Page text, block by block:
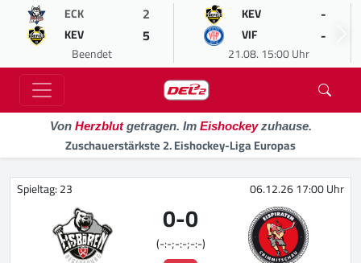
ECK 2
KEV 5
Beendet
KEV -
VIF -
21.08. 15:00 Uhr
Von Herzblutgetragen. Im Eishockeyzuhause.
Zuschauerstärkste 2. Eishockey-Liga Europas
Spieltag: 23 06.12.26 17:00 Uhr
0-0
(-:-;-:-;-:-)